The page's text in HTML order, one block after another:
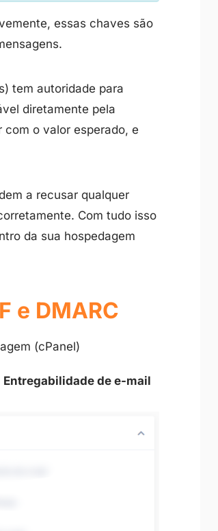
essas chaves são
tem autoridade para
diretamente pela
o valor esperado, e
a recusar qualquer
Com tudo isso
da sua hospedagem
e DMARC
(cPanel)
Entregabilidade de e-mail